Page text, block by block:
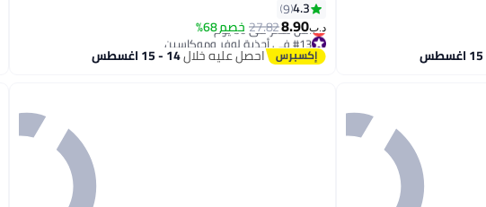
لوفر مسطح خفيف الوزن، الأسود
4.3
9
د.ب‏8.90
27.82خصم 68%
#13 في أحذية لوفر وموكاسين
أقل سعر في 30 يوم
#13 في أحذية لوفر وموكاسين
احصل عليه خلال14 - 15 اغسطس